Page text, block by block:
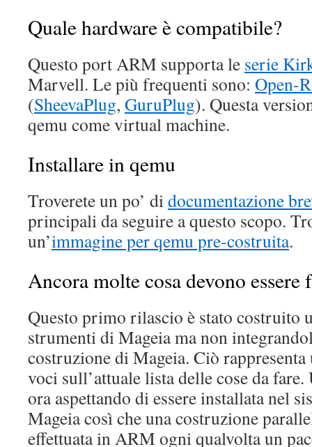
Quale hardware è compatibile?
Questo port ARM supporta le serie
Marvell. Le più frequenti sono: Open-
(SheevaPlug, GuruPlug). Questa
qemu come virtual machine.
Installare in qemu
Troverete un po’ didocumentazione
principali da seguire a questo scopo.
un’immagine per qemu pre-costruita.
Ancora molte cosa devono essere
Questo primo rilascio è stato costruito
strumenti di Mageia ma non
costruzione di Mageia. Ciò
voci sull’attuale lista delle cose da fare.
ora aspettando di essere installata nel
Mageia così che una costruzione
effettuata in ARM ogni qualvolta un